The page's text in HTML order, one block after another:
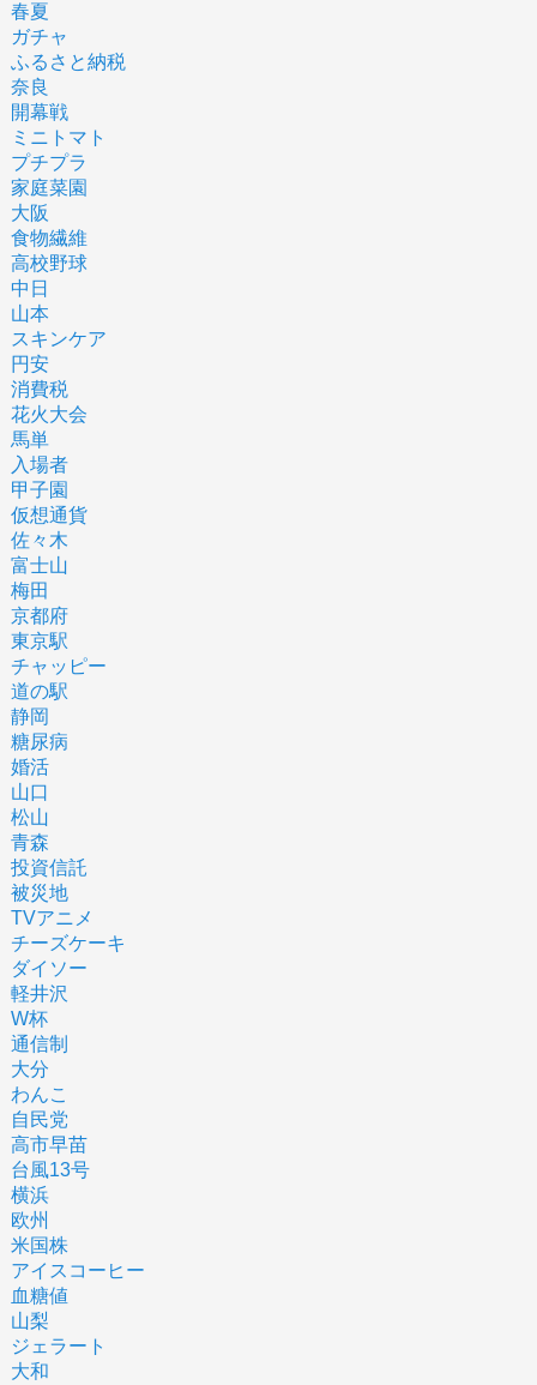
春夏
ガチャ
ふるさと納税
奈良
開幕戦
ミニトマト
プチプラ
家庭菜園
大阪
食物繊維
高校野球
中日
山本
スキンケア
円安
消費税
花火大会
馬単
入場者
甲子園
仮想通貨
佐々木
富士山
梅田
京都府
東京駅
チャッピー
道の駅
静岡
糖尿病
婚活
山口
松山
青森
投資信託
被災地
TVアニメ
チーズケーキ
ダイソー
軽井沢
W杯
通信制
大分
わんこ
自民党
高市早苗
台風13号
横浜
欧州
米国株
アイスコーヒー
血糖値
山梨
ジェラート
大和